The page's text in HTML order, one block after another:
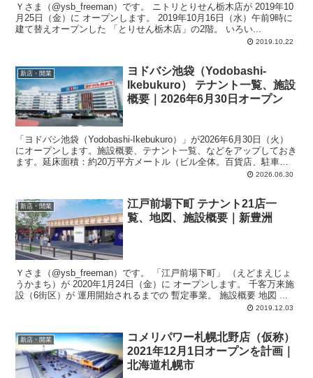
Ｙさま（@ysb_freeman）です。 ニトリとりせん栃木店が 2019年10
月25日（金）に オープンします。 2019年10月16日（水）午前9時に
建て替えオープンした 「とりせん栃木店」の2階。 いろい...
2019.10.22
新店・開業
ヨドバシ池袋（Yodobashi-
Ikebukuro） テナント一覧、施設
概要｜2026年6月30日オープン
「ヨドバシ池袋（Yodobashi-Ikebukuro）」が2026年6月30日（火）
にオープンします。施設概要、テナント一覧、などをアップしておき
ます。延床面積：約20万平方メートル（ビル全体。百貨店、駐車場
含む）。営業時間：9時30分～22時（ネット受け取りは6時～22時30
2026.06.30
新店・開業
江戸前場下町 テナント21店一
覧、地図、施設概要｜新豊洲
Ｙさま（@ysb_freeman）です。 「江戸前場下町」 （えどまえじょ
うかまち）が 2020年1月24日（金）に オープンします。 千客万来施
設（6街区）が 運用開始されるまでの 暫定事業。 施設概要 地図 ...
2019.12.03
新店・開業
コメリパワー札幌北野店（仮称）
2021年12月1日オープンを計画｜
北海道札幌市